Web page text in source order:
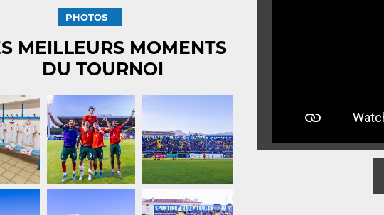
PHOTOS
MEILLEURS MOMENTS
DU TOURNOI